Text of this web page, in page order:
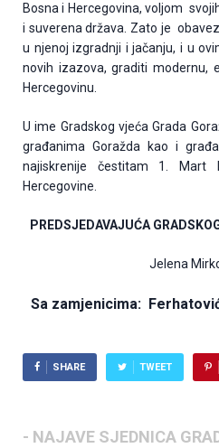
Bosna i Hercegovina, voljom
i suverena država. Zato je
u njenoj izgradnji i jačanju, i u
novih izazova, graditi modernu,
Hercegovinu.
U ime Gradskog vjeća Grada
građanima Goražda kao i
najiskrenije čestitam 1. Mart
Hercegovine.
PREDSJEDAVAJUĆA
Jelena
Sa zamjenicima:
SHARE TWEET
- NAJAVE SJEDNICA